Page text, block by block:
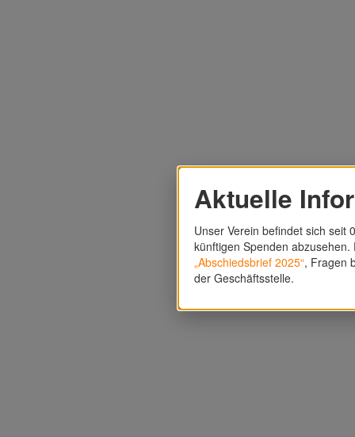
Aktuelle
Unser Verein befindet sich seit
künftigen Spenden
„Abschiedsbrief 2025“, Fragen
der Geschäftsstelle.